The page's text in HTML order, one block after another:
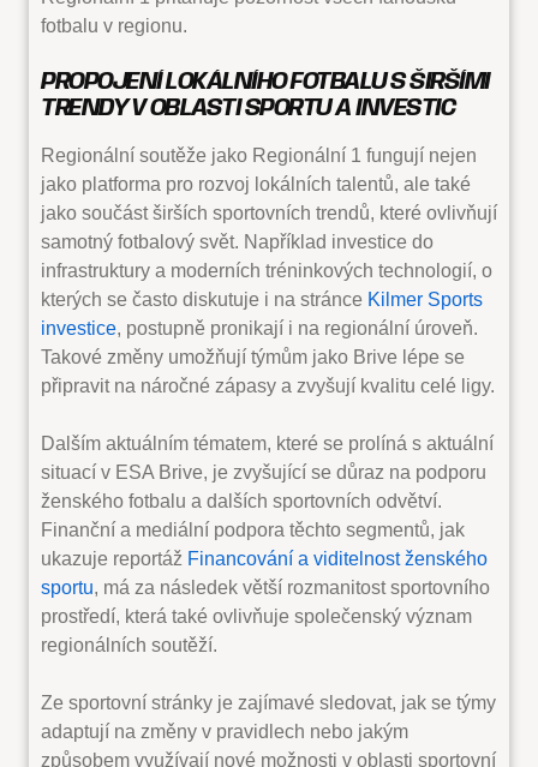
fotbalu v regionu.
PROPOJENÍ LOKÁLNÍHO FOTBALU S ŠIRŠÍMI
TRENDY V OBLASTI SPORTU A INVESTIC
Regionální soutěže jako Regionální 1 fungují nejen
jako platforma pro rozvoj lokálních talentů, ale také
jako součást širších sportovních trendů, které ovlivňují
samotný fotbalový svět. Například investice do
infrastruktury a moderních tréninkových technologií, o
kterých se často diskutuje i na stránce Kilmer Sports
investice, postupně pronikají i na regionální úroveň.
Takové změny umožňují týmům jako Brive lépe se
připravit na náročné zápasy a zvyšují kvalitu celé ligy.
Dalším aktuálním tématem, které se prolíná s aktuální
situací v ESA Brive, je zvyšující se důraz na podporu
ženského fotbalu a dalších sportovních odvětví.
Finanční a mediální podpora těchto segmentů, jak
ukazuje reportáž Financování a viditelnost ženského
sportu, má za následek větší rozmanitost sportovního
prostředí, která také ovlivňuje společenský význam
regionálních soutěží.
Ze sportovní stránky je zajímavé sledovat, jak se týmy
adaptují na změny v pravidlech nebo jakým
způsobem využívají nové možnosti v oblasti sportovní